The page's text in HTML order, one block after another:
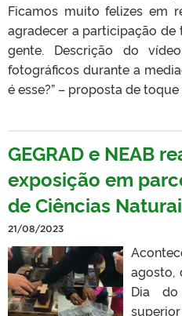
Ficamos muito felizes em
agradecer a participação
gente. Descrição do
fotográficos durante a
é esse?” – proposta de toque
GEGRAD e NEAB
exposição em
de Ciências
21/08/2023
agosto,
Dia